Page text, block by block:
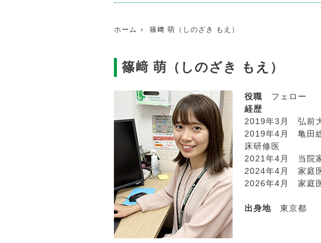
ホーム 篠﨑 萌（しのざき もえ）
篠﨑 萌（しのざき もえ）
役職 フェロー
経歴
2019年3月 弘前
2019年4月 亀田
床研修医
2021年4月 当院
2024年4月 家庭
2026年4月 家庭
出身地 東京都